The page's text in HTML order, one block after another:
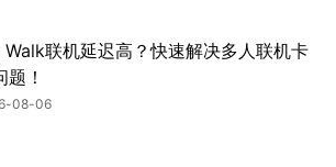
Walk联机延迟高？快速解决多人联机卡
题！
08-06